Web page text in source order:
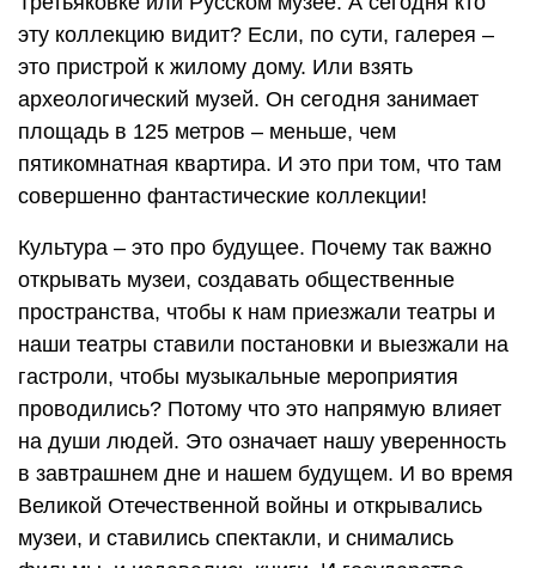
эту коллекцию видит? Если, по сути, галерея –
это пристрой к жилому дому. Или взять
археологический музей. Он сегодня занимает
площадь в 125 метров – меньше, чем
пятикомнатная квартира. И это при том, что там
совершенно фантастические коллекции!
Культура – это про будущее. Почему так важно
открывать музеи, создавать общественные
пространства, чтобы к нам приезжали театры и
наши театры ставили постановки и выезжали на
гастроли, чтобы музыкальные мероприятия
проводились? Потому что это напрямую влияет
на души людей. Это означает нашу уверенность
в завтрашнем дне и нашем будущем. И во время
Великой Отечественной войны и открывались
музеи, и ставились спектакли, и снимались